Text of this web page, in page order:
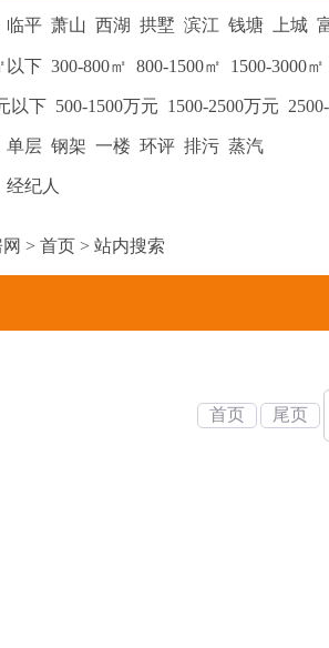
临平 萧山 西湖 拱墅 滨江 钱塘 上城
以下 300-800㎡ 800-1500㎡ 1500-3000㎡
以下 500-1500万元 1500-2500万元
单层 钢架 一楼 环评 排污 蒸汽
经纪人
> 首页 > 站内搜索
首页 尾页